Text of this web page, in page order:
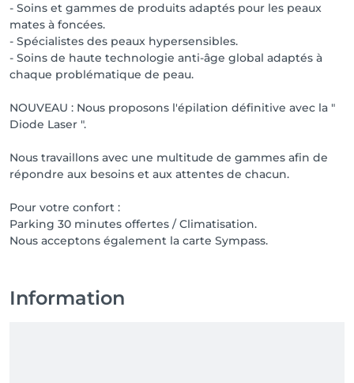
- Soins et gammes de produits adaptés pour les peaux
mates à foncées.
- Spécialistes des peaux hypersensibles.
- Soins de haute technologie anti-âge global adaptés à
chaque problématique de peau.
NOUVEAU : Nous proposons l'épilation définitive avec la "
Diode Laser ".
Nous travaillons avec une multitude de gammes afin de
répondre aux besoins et aux attentes de chacun.
Pour votre confort :
Parking 30 minutes offertes / Climatisation.
Nous acceptons également la carte Sympass.
Information